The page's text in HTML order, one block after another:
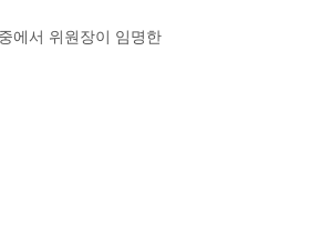
에서 위원장이 임명한